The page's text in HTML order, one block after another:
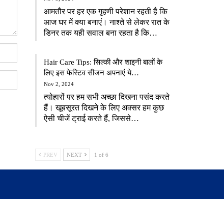
आमतौर पर हर एक गृहणी परेशान रहती है कि
आज घर में क्या बनाएं। नाश्ते से लेकर रात के
डिनर तक यही सवाल बना रहता है कि…
Hair Care Tips: सिल्की और शाइनी बालों के
लिए इस फेस्टिव सीजन अपनाएं ये…
Nov 2, 2024
त्योहारों पर हम सभी अच्छा दिखना पसंद करते
हैं। खूबसूरत दिखने के लिए अक्सर हम कुछ
ऐसी चीजें ट्राई करते हैं, जिससे…
PREV NEXT 1 of 6